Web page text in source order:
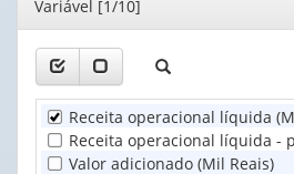
(1)
apenas
valor):
Unidade
Territorial
(1)
Editor
Variável [1/10]
Receita operacional líquida
Receita operacional líquida -
Valor adicionado (Mil Reais)